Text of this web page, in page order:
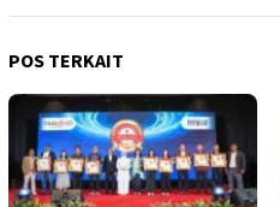
POS TERKAIT